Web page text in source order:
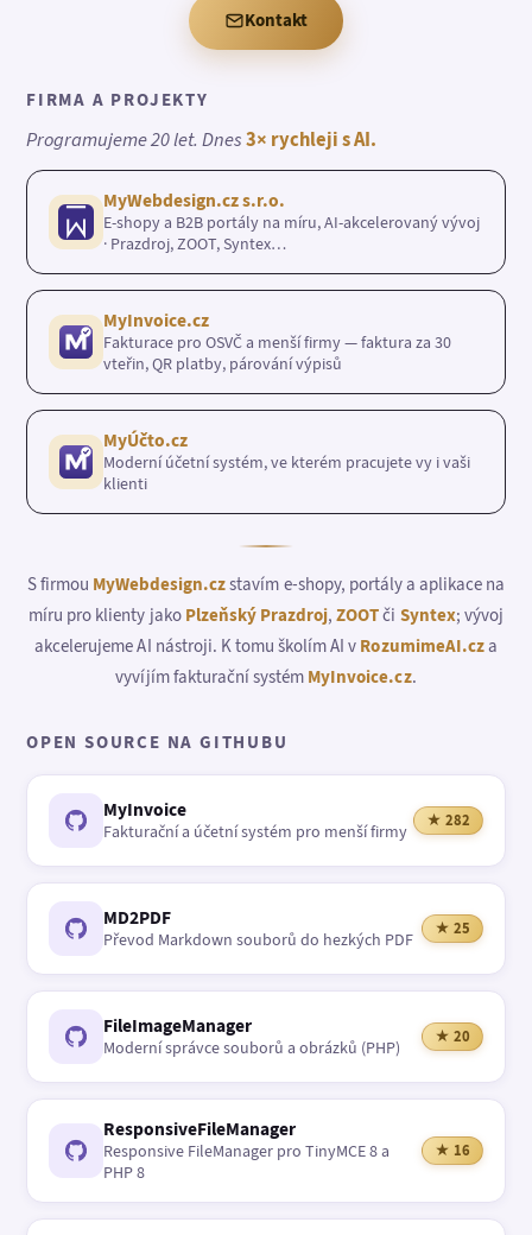
Kontakt
FIRMA A PROJEKTY
Programujeme 20 let. Dnes3× rychleji s AI.
MyWebdesign.cz s.r.o.
E-shopy a B2B portály na míru, AI-akcelerovaný vývoj
· Prazdroj, ZOOT, Syntex…
MyInvoice.cz
Fakturace pro OSVČ a menší firmy — faktura za 30
vteřin, QR platby, párování výpisů
MyÚčto.cz
Moderní účetní systém, ve kterém pracujete vy i vaši
klienti
S firmou MyWebdesign.czstavím e-shopy, portály a aplikace na
míru pro klienty jako Plzeňský Prazdroj,ZOOTči Syntex; vývoj
akcelerujeme AI nástroji. K tomu školím AI v RozumimeAI.cza
vyvíjím fakturační systém MyInvoice.cz.
OPEN SOURCE NA GITHUBU
MyInvoice
Fakturační a účetní systém pro menší firmy
★ 282
MD2PDF
Převod Markdown souborů do hezkých PDF
★ 25
FileImageManager
Moderní správce souborů a obrázků (PHP)
★ 20
ResponsiveFileManager
Responsive FileManager pro TinyMCE 8 a
PHP 8
★ 16